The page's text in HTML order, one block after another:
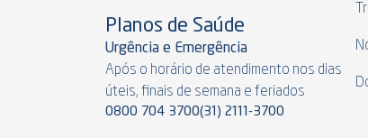
Planos de Saúde
Urgência e Emergência
Após o horário de atendimento nos dias
úteis, finais de semana e feriados
0800 704 3700(31) 2111-3700